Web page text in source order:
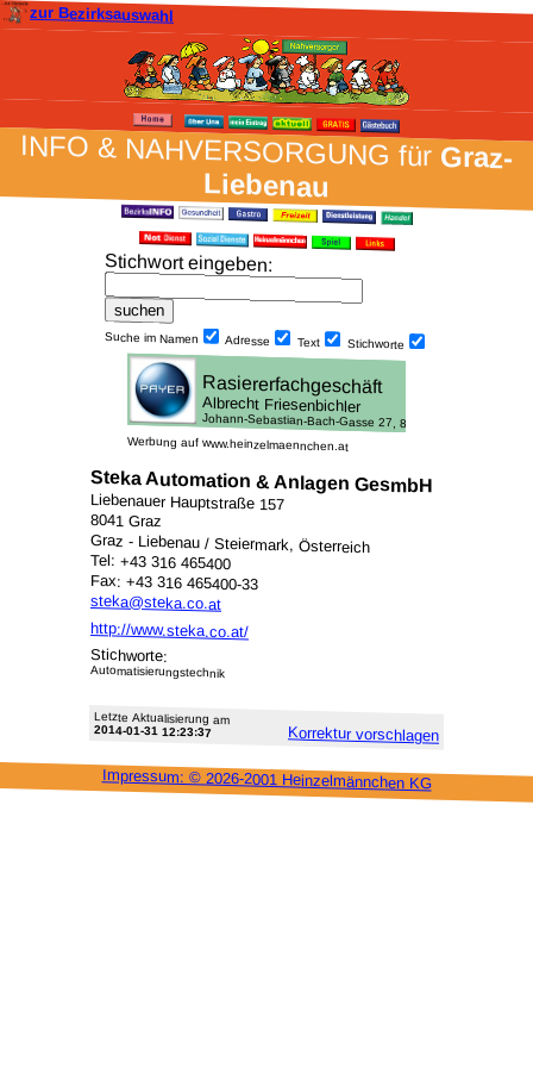
zur Bezirksauswahl
INFO & NAH­VER­SORG­UNG fürGraz-
Liebenau
Stich­wort ein­geben:
Suche im Namen Adresse Text Stich­worte
Werbung auf www.heinzelmaennchen.at
Steka Automation & Anlagen GesmbH
Liebenauer Hauptstraße 157
8041 Graz
Graz - Liebenau / Steiermark, Österreich
Tel: +43 316 465400
Fax: +43 316 465400-33
steka@steka.co.at
http://www.steka.co.at/
Stichworte:
Automatisierungstechnik
Letzte Aktu­alisie­rung am
2014-01-31 12:23:37 Korrektur vor­schlagen
Impressum: © 2026-2001 Heinzel­männchen KG